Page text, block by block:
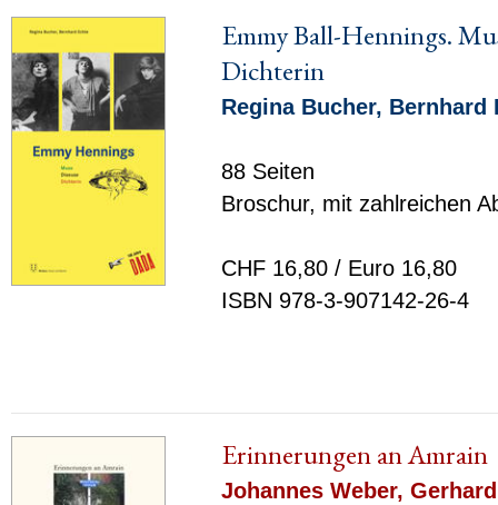
Emmy Ball-Hennings.
Dichterin
Regina Bucher, Bernhard
88 Seiten
Broschur, mit zahlreichen
CHF 16,80 / Euro 16,80
ISBN 978-3-907142-26-4
Erinnerungen an Amrain
Johannes Weber,